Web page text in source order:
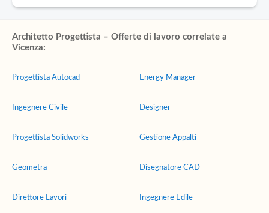
Architetto Progettista – Offerte di lavoro correlate a
Vicenza:
Progettista Autocad
Ingegnere Civile
Progettista Solidworks
Geometra
Direttore Lavori
Energy Manager
Designer
Gestione Appalti
Disegnatore CAD
Ingegnere Edile